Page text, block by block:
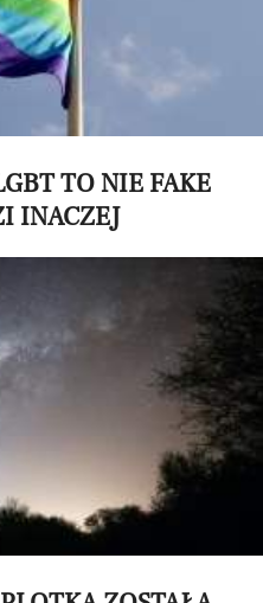
TO NIE FAKE
INACZEJ